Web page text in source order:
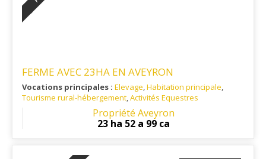
FERME AVEC 23HA EN AVEYRON
Vocations principales : Elevage,Habitation principale,
Tourisme rural-hébergement,Activités Equestres
Propriété Aveyron
23 ha 52 a 99 ca